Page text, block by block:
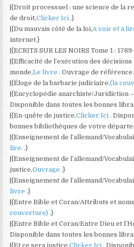
|{Droit processuel : une science de la
de droit,Clicker Ici.}
|{Du mauvais côté de la loi,A voir et à
internet.}
|{ECRITS SUR LES NOIRS Tome 1 :
|{Efficacité de l’exécution des
monde,Le livre. Ouvrage de
|{Éloge de la barbarie judiciaire,(la
|{Encyclopédie anarchiste/Juridiction
Disponible dans toutes les bonnes
|{En-quête de justice,Clicker Ici.
bonnes bibliothèques de votre
|{Enseignement de l’allemand/
lire..}
|{Enseignement de l’allemand/
justice,Ouvrage.}
|{Enseignement de l’allemand/
livre.}
|{Entre Bible et Coran/Attributs et
couverture).}
|{Entre Bible et Coran/Entre Dieu et
Disponible dans toutes les bonnes
|{Et ce sera justice,Clicker Ici.